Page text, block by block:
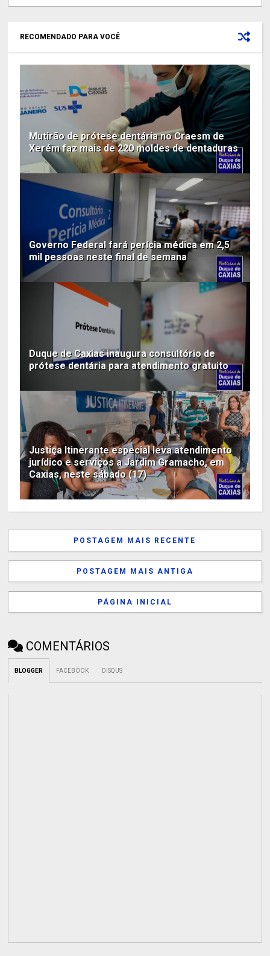
RECOMENDADO PARA VOCÊ
Mutirão de prótese dentária no Craesm de
Xerém faz mais de 220 moldes de dentaduras
Governo Federal fará perícia médica em 2,5
mil pessoas neste final de semana
Duque de Caxias inaugura consultório de
prótese dentária para atendimento gratuito
Justiça Itinerante especial leva atendimento
jurídico e serviços a Jardim Gramacho, em
Caxias, neste sábado (17)
POSTAGEM MAIS RECENTE
POSTAGEM MAIS ANTIGA
PÁGINA INICIAL
COMENTÁRIOS
BLOGGER FACEBOOK DISQUS